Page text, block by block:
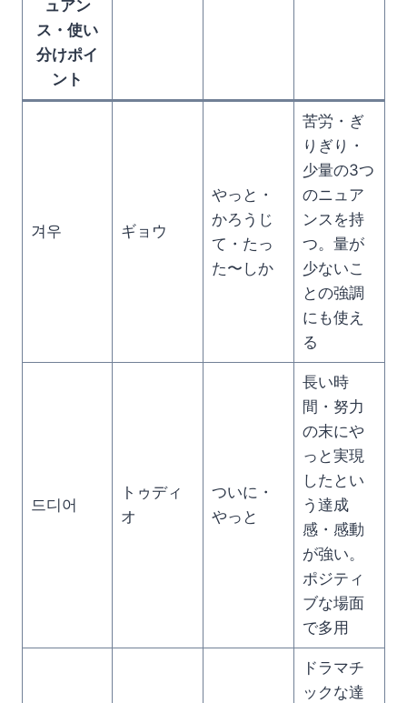
ュアン
ス・使い
分けポイ
ント
겨우 ギョウ
やっと・
かろうじ
て・たっ
た〜しか
苦労・ぎ
りぎり・
少量の3つ
のニュア
ンスを持
つ。量が
少ないこ
との強調
にも使え
る
드디어
トゥディ
オ
ついに・
やっと
長い時
間・努力
の末にや
っと実現
したとい
う達成
感・感動
が強い。
ポジティ
ブな場面
で多用
ドラマチ
ックな達